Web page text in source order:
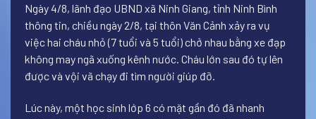
Ngày 4/8, lãnh đạo UBND xã Ninh Giang, tỉnh Ninh Bình
thông tin, chiều ngày 2/8, tại thôn Văn Cảnh xảy ra vụ
việc hai cháu nhỏ (7 tuổi và 5 tuổi) chở nhau bằng xe đạp
không may ngã xuống kênh nước. Cháu lớn sau đó tự lên
được và vội vã chạy đi tìm người giúp đỡ.
Lúc này, một học sinh lớp 6 có mặt gần đó đã nhanh